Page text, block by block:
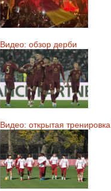
Видео: обзор дерби
Видео: открытая